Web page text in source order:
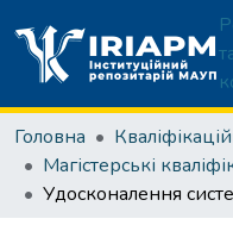
Головна